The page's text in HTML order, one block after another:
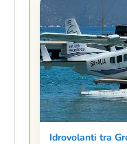
Idrovolanti tra